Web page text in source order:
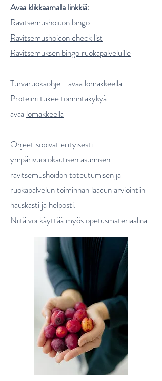
Avaa klikkaamalla linkkiä:
Ravitsemushoidon bingo
Ravitsemushoidon check list
Ravitsemuksen bingo ruokapalveluille
Turvaruokaohje - avaa lomakkeella
Proteiini tukee toimintakykyä -
avaa lomakkeella
Ohjeet sopivat erityisesti
ympärivuorokautisen asumisen
ravitsemushoidon toteutumisen ja
ruokapalvelun toiminnan laadun arviointiin
hauskasti ja helposti.
Niitä voi käyttää myös opetusmateriaalina.